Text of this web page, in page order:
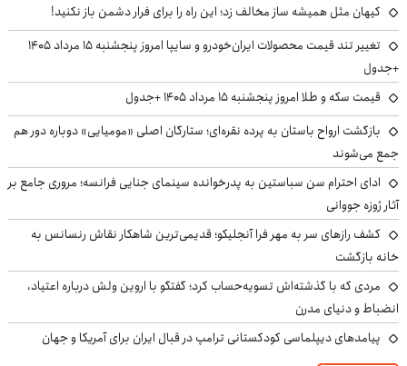
کیهان مثل همیشه ساز مخالف زد؛ این راه را برای فرار دشمن باز نکنید!
تغییر تند قیمت محصولات ایران‌خودرو و سایپا امروز پنجشنبه ۱۵ مرداد ۱۴۰۵
+جدول
قیمت سکه و طلا امروز پنجشنبه ۱۵ مرداد ۱۴۰۵ +جدول
بازگشت ارواح باستان به پرده نقره‌ای؛ ستارگان اصلی «مومیایی» دوباره دور هم
جمع می‌شوند
ادای احترام سن سباستین به پدرخوانده سینمای جنایی فرانسه؛ مروری جامع بر
آثار ژوزه جووانی
کشف رازهای سر به مهر فرا آنجلیکو؛ قدیمی‌ترین شاهکار نقاش رنسانس به
خانه بازگشت
مردی که با گذشته‌اش تسویه‌حساب کرد؛ گفتگو با اروین ولش درباره اعتیاد،
انضباط و دنیای مدرن
پیامدهای دیپلماسی کودکستانی ترامپ در قبال ایران برای آمریکا و جهان